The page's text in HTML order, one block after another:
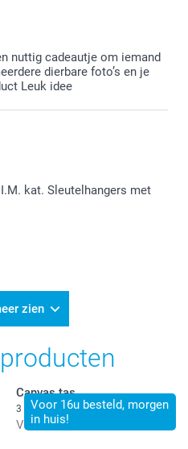
nuttig cadeautje om iemand
dierbare foto’s en je
Leuk idee
kat. Sleutelhangers met
Leuk om te horen dat je een
zien
Voor 16u besteld, morgen
in huis!
Canvas tas
3 varianten
Vanaf 15,99